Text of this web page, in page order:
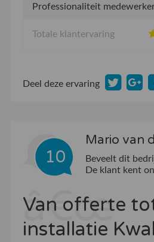
Professionaliteit
Totale klantervaring
Deel deze ervaring
10
Mario van
Beveelt dit
De klant kent
Van offerte
installatie